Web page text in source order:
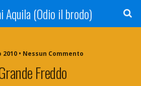
Aquila (Odio il brodo)
2010 • Nessun Commento
Freddo